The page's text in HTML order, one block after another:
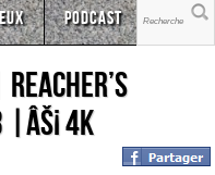
Podcast
4K